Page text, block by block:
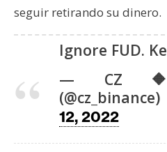
seguir retirando su dinero.
Ignore FUD.
— CZ
(@cz_binance)
12, 2022